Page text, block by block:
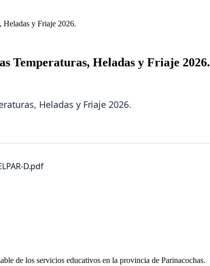
Heladas y Friaje 2026.
Temperaturas, Heladas y Friaje 2026.
Heladas y Friaje 2026.
D.pdf
de los servicios educativos en la provincia de Parinacochas.